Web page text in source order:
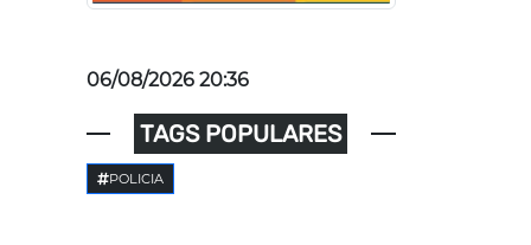
06/08/2026 20:36
TAGS POPULARES
POLICIA